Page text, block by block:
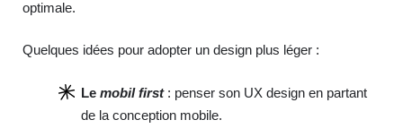
optimale.
Quelques idées pour adopter un design plus léger :
Le mobil first : penser son UX design en partant
de la conception mobile.